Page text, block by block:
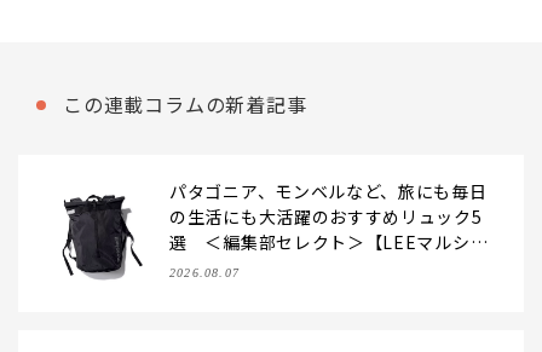
この連載コラムの新着記事
パタゴニア、モンベルなど、旅にも毎日
の生活にも大活躍のおすすめリュック5
選 ＜編集部セレクト＞【LEEマルシ
ェ】
2026.08.07